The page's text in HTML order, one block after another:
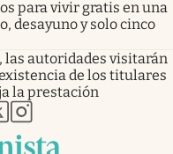
para vivir gratis en una
desayuno y solo cinco
las autoridades visitarán
de los titulares
la prestación
pestaña
nueva pestaña
en nueva pestaña
abre en nueva pestaña
abre en nueva pestaña